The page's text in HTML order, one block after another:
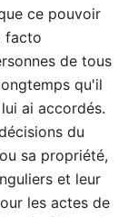
ce pouvoir
facto
de tous
qu'il
ai accordés.
du
sa propriété,
et leur
les actes de